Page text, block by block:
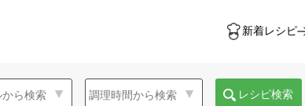
新着レシピ
レシピ検索